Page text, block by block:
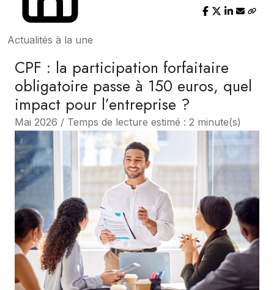
Actualités à la une
CPF : la participation forfaitaire
obligatoire passe à 150 euros, quel
impact pour l’entreprise ?
Mai 2026 / Temps de lecture estimé : 2 minute(s)